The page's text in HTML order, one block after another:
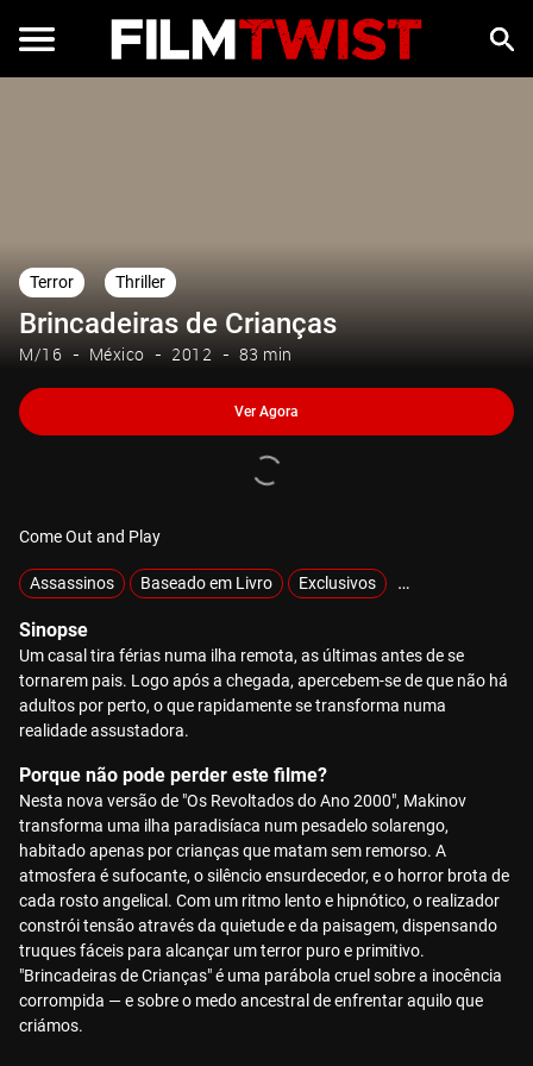
Terror Thriller
Brincadeiras de Crianças
M/16 México 2012 83 min
Ver Agora
Come Out and Play
Assassinos Baseado em Livro Exclusivos Hiperviolência
Sinopse
Um casal tira férias numa ilha remota, as últimas antes de se
tornarem pais. Logo após a chegada, apercebem-se de que não há
adultos por perto, o que rapidamente se transforma numa
realidade assustadora.
Porque não pode perder este filme?
Nesta nova versão de "Os Revoltados do Ano 2000", Makinov
transforma uma ilha paradisíaca num pesadelo solarengo,
habitado apenas por crianças que matam sem remorso. A
atmosfera é sufocante, o silêncio ensurdecedor, e o horror brota de
cada rosto angelical. Com um ritmo lento e hipnótico, o realizador
constrói tensão através da quietude e da paisagem, dispensando
truques fáceis para alcançar um terror puro e primitivo.
"Brincadeiras de Crianças" é uma parábola cruel sobre a inocência
corrompida — e sobre o medo ancestral de enfrentar aquilo que
criámos.